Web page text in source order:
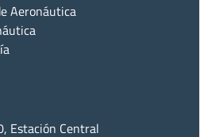
Aeronáutica
Estación Central